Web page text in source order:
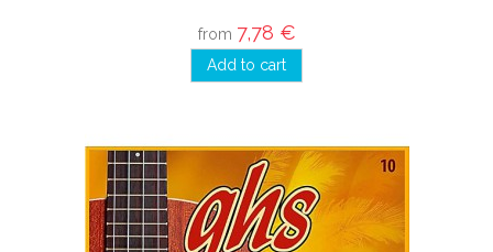
from 7,78 €
Add to cart